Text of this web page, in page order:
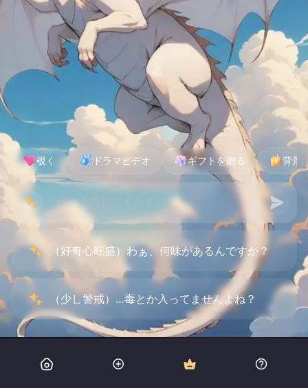
覗く ドラマビデオ ギフトを贈る 背景
（好奇心旺盛）わぁ、何味があるんですか？
（少し警戒）…毒とか入ってませんよね？